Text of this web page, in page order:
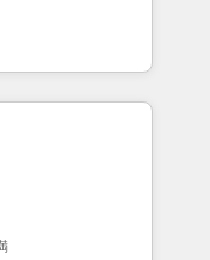
fixing existing
|
project... ⬅️
150+ Kickstart
in the center